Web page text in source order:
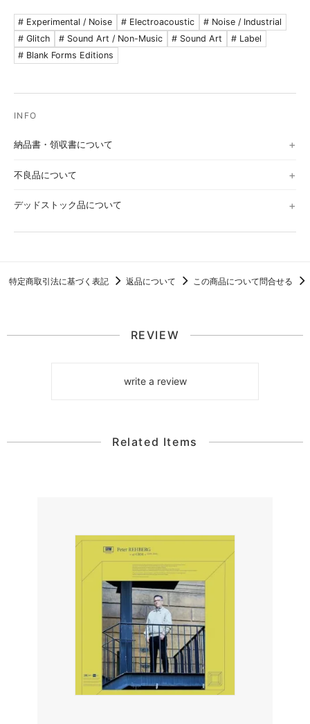
# Experimental / Noise # Electroacoustic
# Noise / Industrial
# Glitch
# Sound Art / Non-Music # Sound Art
# Label
# Blank Forms Editions
納品書・領収書について
不良品について
デッドストック品について
特定商取引法に基づく表記 返品について この商品について問合せる
REVIEW
write a review
Related Items